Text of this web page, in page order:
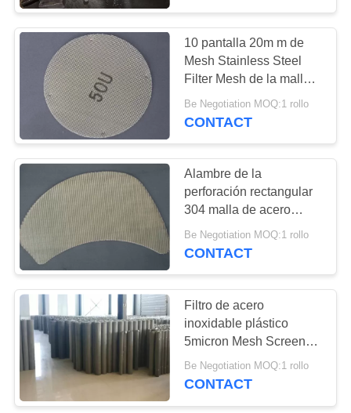
EN
CONTACTO
CON
PIDA
UNA
CITA
MAPA
DEL
SITIO
PRIVACY
POLICY
Malla de la cuerda
de alambre de
acero inoxidable
162
Pantalla de malla
del filtro del acero
inoxidable
10 pantalla 20m m de
Mesh Stainless Steel
Filter Mesh de la malla
30 de la malla 20
Be Negotiation MOQ:1 rollo
CONTACT
Alambre de la
perforación rectangular
304 malla de acero
inoxidable de 5
micrones
Be Negotiation MOQ:1 rollo
CONTACT
Filtro de acero
inoxidable plástico
5micron Mesh Screen
del extrusor redondo
Be Negotiation MOQ:1 rollo
CONTACT